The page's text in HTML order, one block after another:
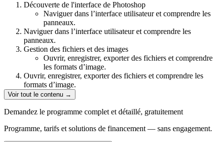
Découverte de l'interface de Photoshop
Naviguer dans l’interface utilisateur et comprendre les
panneaux.
Naviguer dans l’interface utilisateur et comprendre les
panneaux.
Gestion des fichiers et des images
Ouvrir, enregistrer, exporter des fichiers et comprendre
les formats d’image.
Ouvrir, enregistrer, exporter des fichiers et comprendre les
formats d’image.
Outils de base pour la manipulation des images
Sélection, déplacement, et ajustements simples des
images.
Voir tout le contenu →
Demandez le programme complet et détaillé, gratuitement
Programme, tarifs et solutions de financement — sans engagement.